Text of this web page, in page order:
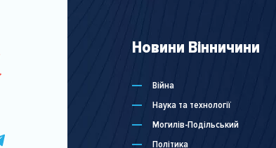
Новини Вінничини
Війна
Наука та технології
Могилів-Подільський
Політика